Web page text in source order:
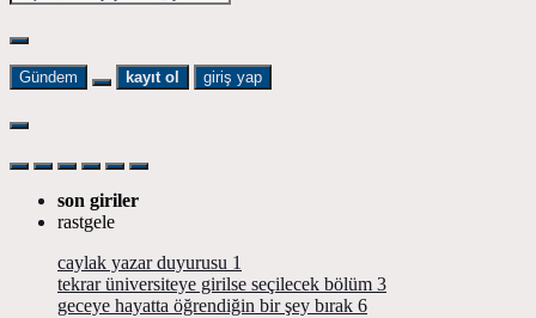
Gündem kayıt ol giriş yap
son giriler
rastgele
caylak yazar duyurusu 1
tekrar üniversiteye girilse seçilecek bölüm 3
geceye hayatta öğrendiğin bir şey bırak 6